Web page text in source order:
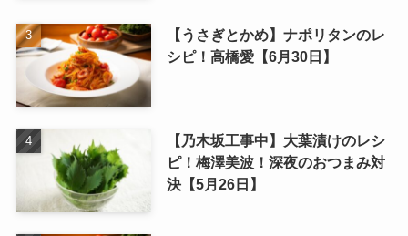
【うさぎとかめ】ナポリタンのレ
シピ！高橋愛【6月30日】
【乃木坂工事中】大葉漬けのレシ
ピ！梅澤美波！深夜のおつまみ対
決【5月26日】